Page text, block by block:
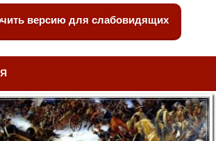
версию для слабовидящих